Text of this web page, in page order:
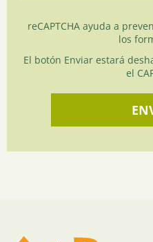
reCAPTCHA ayuda a
los
El botón Enviar estará
el